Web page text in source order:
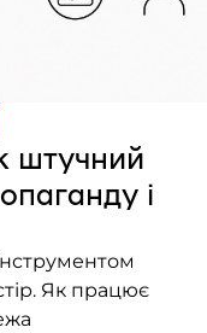
штучний
і
Як працює